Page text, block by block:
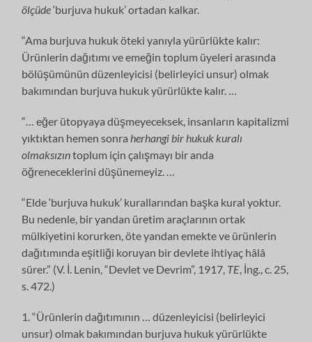
ölçüde‘burjuva hukuk’ ortadan kalkar.
“Ama burjuva hukuk öteki yanıyla yürürlükte kalır:
Ürünlerin dağıtımı ve emeğin toplum üyeleri arasında
bölüşümünün düzenleyicisi (belirleyici unsur) olmak
bakımından burjuva hukuk yürürlükte kalır. …
“… eğer ütopyaya düşmeyeceksek, insanların kapitalizmi
yıktıktan hemen sonra herhangi bir hukuk kuralı
olmaksızıntoplum için çalışmayı bir anda
öğreneceklerini düşünemeyiz. …
“Elde ‘burjuva hukuk’ kurallarından başka kural yoktur.
Bu nedenle, bir yandan üretim araçlarının ortak
mülkiyetini korurken, öte yandan emekte ve ürünlerin
dağıtımında eşitliği koruyan bir devlete ihtiyaç hâlâ
sürer.” (V. İ. Lenin, “Devlet ve Devrim”, 1917, TE , İng., c. 25,
s. 472.)
1. “Ürünlerin dağıtımının … düzenleyicisi (belirleyici
unsur) olmak bakımından burjuva hukuk yürürlükte